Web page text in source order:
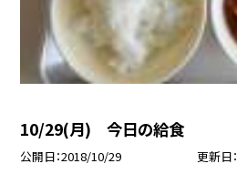
10/29(月) 今日の給食
公開日 2018/10/29 更新日